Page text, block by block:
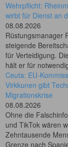
Wehrpflicht:
wirbt für Dienst an
08.08.2026
Rüstungsmanager
steigende
für Verteidigung.
hält er für
Ceuta: EU-
Virkkunen gibt
Migrationskrise
08.08.2026
Ohne die
und TikTok wären
Zehntausende
Grenze nach